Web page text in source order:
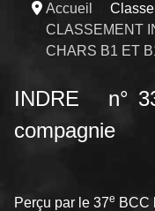
Accueil
CLASSEMENT
CHARS B1 ET
INDRE
compagnie
Perçu par le 37e BCC